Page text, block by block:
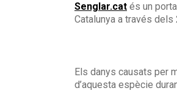
Senglar.cat és un
Catalunya a través
Els danys causats per
d’aquesta espècie